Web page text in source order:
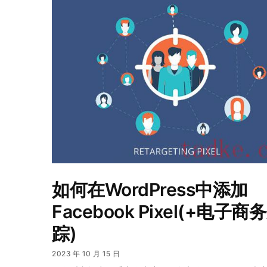
如何在WordPress中添加
Facebook Pixel(+电子商
踪)
2023 年 10 月 15 日